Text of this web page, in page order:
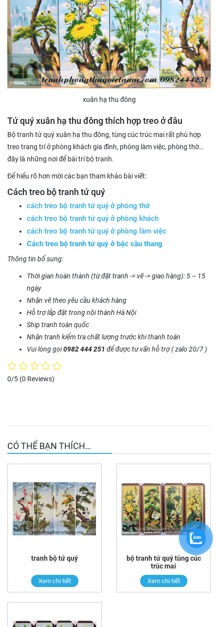
xuân hạ thu đông
Tứ quý xuân hạ thu đông thích hợp treo ở đâu
Bộ tranh tứ quý xuân hạ thu đông, tùng cúc trúc mai rất phù hợp
treo trang trí ở phòng khách gia đình, phòng làm việc, phòng thờ…
đây là những nơi để bài trí bộ tranh.
Để hiểu rõ hơn mời các bạn tham khảo bài viết:
Cách treo bộ tranh tứ quý
cách treo bộ tranh tứ quý ở phòng thờ
cách treo bộ tranh tứ quý ở phòng khách
cách treo bộ tranh tứ quý ở phòng làm việc
Cách treo bộ tranh tứ quý ở bậc cầu thang
Thông tin bổ sung:
Thời gian hoàn thành (từ đặt tranh -> vẽ -> giao hàng): 5 – 15
ngày
Nhận vẽ theo yêu cầu khách hàng
Hỗ trợ lắp đặt trong nội thành Hà Nội
Ship tranh toàn quốc
Nhận tranh kiểm tra chất lượng trước khi thanh toán
Vui lòng gọi0982 444 251 để được tư vấn hỗ trợ ( zalo 20/7 )
0/5 (0 Reviews)
CÓ THỂ BẠN THÍCH…
tranh bộ tứ quý
Xem chi tiết
bộ tranh tứ quý tùng cúc
trúc mai
Xem chi tiết